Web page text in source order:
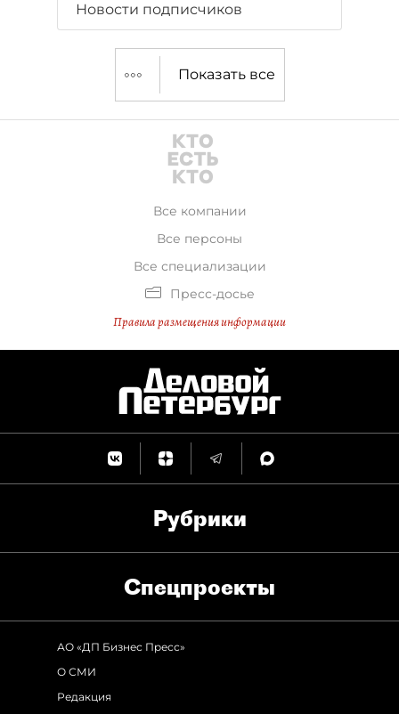
Новости подписчиков
Показать все
Все компании
Все персоны
Все специализации
Пресс-досье
Правила размещения информации
Рубрики
Спец­проекты
АО «ДП Бизнес Пресс»
О СМИ
Редакция